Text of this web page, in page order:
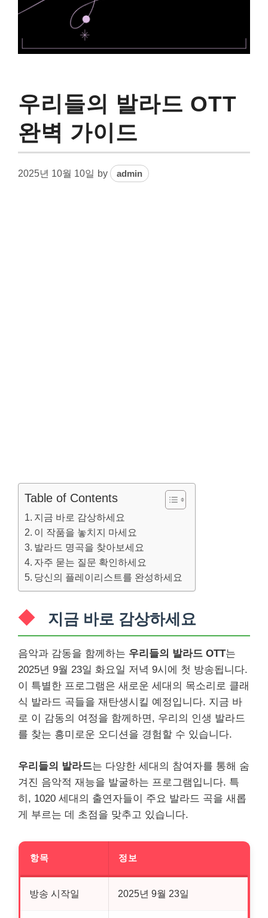
우리들의 발라드 OTT
완벽 가이드
2025년 10월 10일 by admin
Table of Contents
지금 바로 감상하세요
이 작품을 놓치지 마세요
발라드 명곡을 찾아보세요
자주 묻는 질문 확인하세요
당신의 플레이리스트를 완성하세요
지금 바로 감상하세요
음악과 감동을 함께하는 우리들의 발라드 OTT는
2025년 9월 23일 화요일 저녁 9시에 첫 방송됩니다.
이 특별한 프로그램은 새로운 세대의 목소리로 클래
식 발라드 곡들을 재탄생시킬 예정입니다. 지금 바
로 이 감동의 여정을 함께하면, 우리의 인생 발라드
를 찾는 흥미로운 오디션을 경험할 수 있습니다.
우리들의 발라드는 다양한 세대의 참여자를 통해 숨
겨진 음악적 재능을 발굴하는 프로그램입니다. 특
히, 1020 세대의 출연자들이 주요 발라드 곡을 새롭
게 부르는 데 초점을 맞추고 있습니다.
항목 정보
방송 시작일 2025년 9월 23일